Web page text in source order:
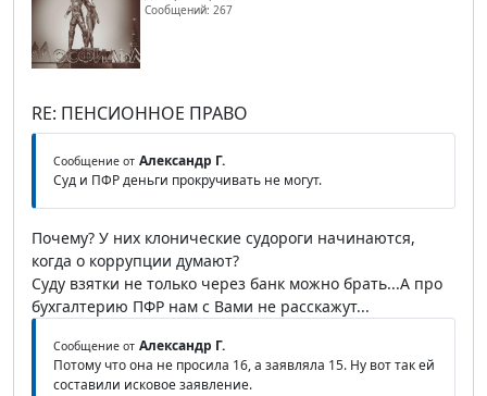
Сообщений: 267
RE: ПЕНСИОННОЕ ПРАВО
Сообщение от Александр Г.
Суд и ПФР деньги прокручивать не могут.
Почему? У них клонические судороги начинаются,
когда о коррупции думают?
Суду взятки не только через банк можно брать...А про
бухгалтерию ПФР нам с Вами не расскажут...
Сообщение от Александр Г.
Потому что она не просила 16, а заявляла 15. Ну вот так ей
составили исковое заявление.